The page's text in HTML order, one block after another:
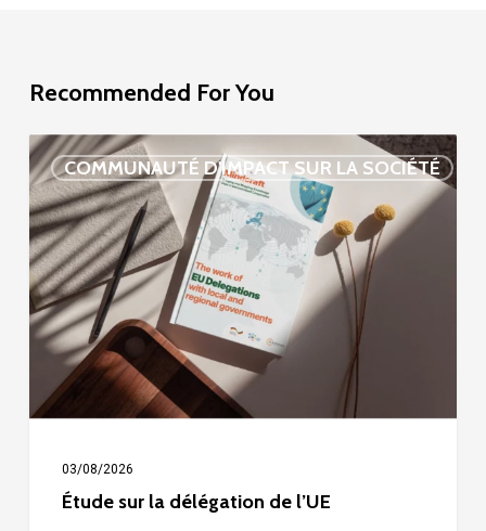
Recommended For You
COMMUNAUTÉ D'IMPACT SUR LA SOCIÉTÉ
Étude
sur
la
délégation
de
l’UE
03/08/2026
Étude sur la délégation de l’UE